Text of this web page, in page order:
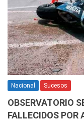
Nacional Sucesos
OBSERVATORIO
FALLECIDOS POR